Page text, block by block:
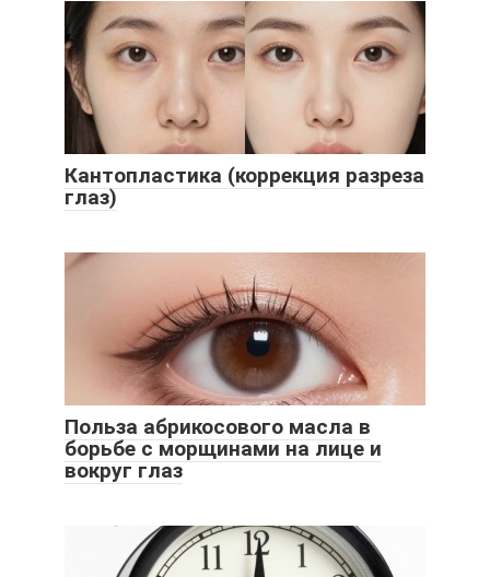
Кантопластика (коррекция разреза
глаз)
Польза абрикосового масла в
борьбе с морщинами на лице и
вокруг глаз